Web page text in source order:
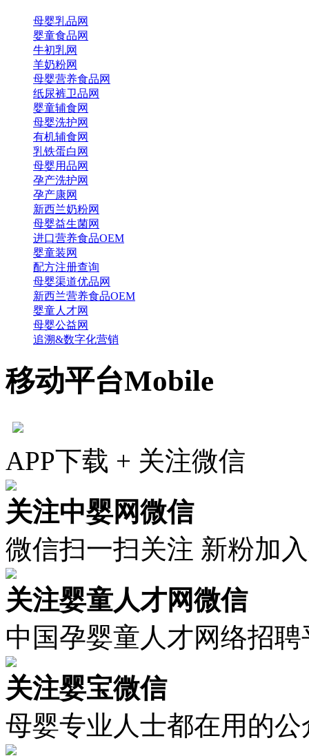
母婴乳品网
婴童食品网
牛初乳网
羊奶粉网
母婴营养食品网
纸尿裤卫品网
婴童辅食网
母婴洗护网
有机辅食网
乳铁蛋白网
母婴用品网
孕产洗护网
孕产康网
新西兰奶粉网
母婴益生菌网
进口营养食品OEM
婴童装网
配方注册查询
母婴渠道优品网
新西兰营养食品OEM
婴童人才网
母婴公益网
追溯&数字化营销
移动平台Mobile
APP下载 + 关注微信
关注中婴网微信
微信扫一扫关注 新粉加
关注婴童人才网微信
中国孕婴童人才网络招聘
关注婴宝微信
母婴专业人士都在用的公